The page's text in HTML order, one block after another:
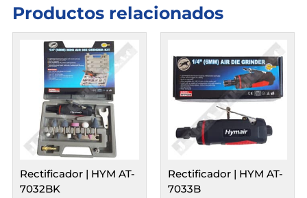
Productos relacionados
Rectificador | HYM AT-
7032BK
Rectificador | HYM AT-
7033B